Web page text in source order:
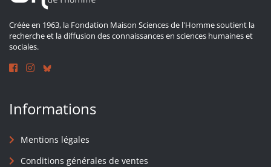
Créée en 1963, la Fondation Maison Sciences de l'Homme soutient la
recherche et la diffusion des connaissances en sciences humaines et
sociales.
Informations
Mentions légales
Conditions générales de ventes